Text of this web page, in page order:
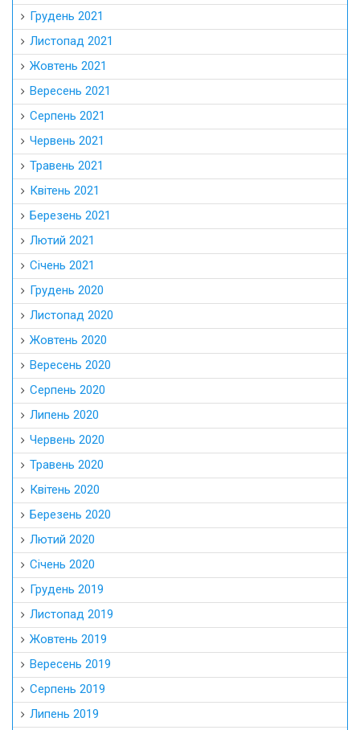
Грудень 2021
Листопад 2021
Жовтень 2021
Вересень 2021
Серпень 2021
Червень 2021
Травень 2021
Квітень 2021
Березень 2021
Лютий 2021
Січень 2021
Грудень 2020
Листопад 2020
Жовтень 2020
Вересень 2020
Серпень 2020
Липень 2020
Червень 2020
Травень 2020
Квітень 2020
Березень 2020
Лютий 2020
Січень 2020
Грудень 2019
Листопад 2019
Жовтень 2019
Вересень 2019
Серпень 2019
Липень 2019